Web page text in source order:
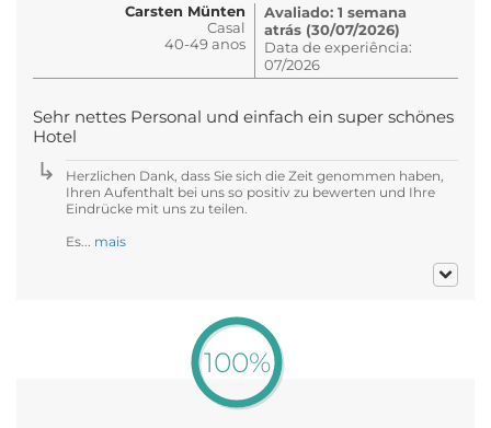
Carsten Münten
Casal
40-49 anos
Avaliado: 1 semana
atrás (30/07/2026)
Data de experiência:
07/2026
Sehr nettes Personal und einfach ein super schönes
Hotel
Herzlichen Dank, dass Sie sich die Zeit genommen haben,
Ihren Aufenthalt bei uns so positiv zu bewerten und Ihre
Eindrücke mit uns zu teilen.
Es... mais
100%